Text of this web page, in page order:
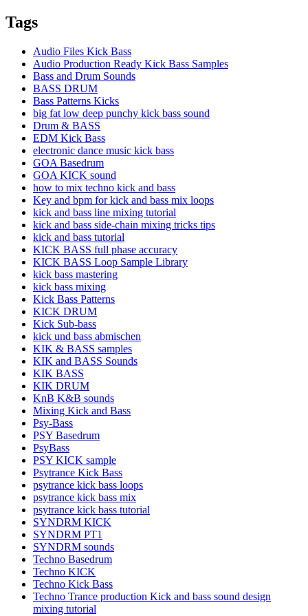
Tags
Audio Files Kick Bass
Audio Production Ready Kick Bass Samples
Bass and Drum Sounds
BASS DRUM
Bass Patterns Kicks
big fat low deep punchy kick bass sound
Drum & BASS
EDM Kick Bass
electronic dance music kick bass
GOA Basedrum
GOA KICK sound
how to mix techno kick and bass
Key and bpm for kick and bass mix loops
kick and bass line mixing tutorial
kick and bass side-chain mixing tricks tips
kick and bass tutorial
KICK BASS full phase accuracy
KICK BASS Loop Sample Library
kick bass mastering
kick bass mixing
Kick Bass Patterns
KICK DRUM
Kick Sub-bass
kick und bass abmischen
KIK & BASS samples
KIK and BASS Sounds
KIK BASS
KIK DRUM
KnB K&B sounds
Mixing Kick and Bass
Psy-Bass
PSY Basedrum
PsyBass
PSY KICK sample
Psytrance Kick Bass
psytrance kick bass loops
psytrance kick bass mix
psytrance kick bass tutorial
SYNDRM KICK
SYNDRM PT1
SYNDRM sounds
Techno Basedrum
Techno KICK
Techno Kick Bass
Techno Trance production Kick and bass sound design
mixing tutorial